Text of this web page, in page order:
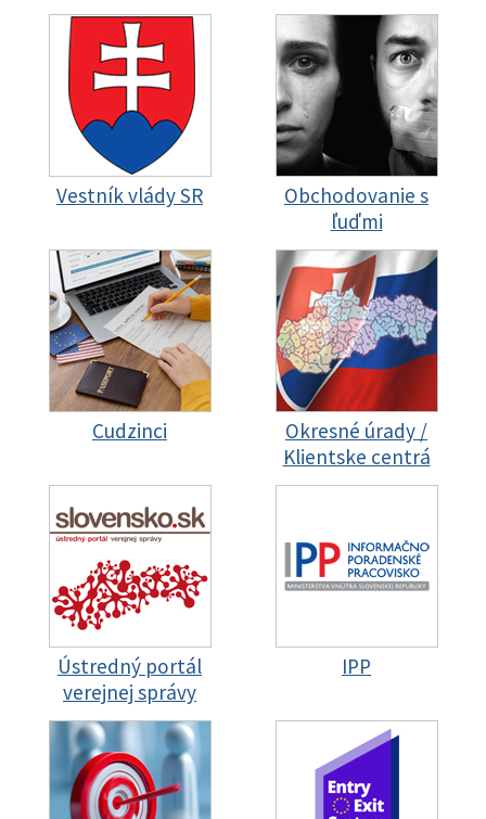
Vestník vlády SR
Obchodovanie s
ľuďmi
Cudzinci
Okresné úrady /
Klientske centrá
Ústredný portál
verejnej správy
IPP